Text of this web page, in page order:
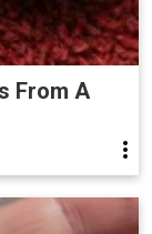
From A